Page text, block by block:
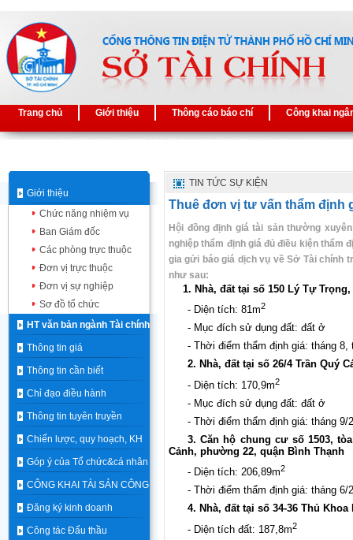
Trang chủ Giới thiệu Thông cáo báo chí Công khai
Giới thiệu
Chức năng nhiệm vụ
Ban Giám đốc
Các phòng trực thuộc
Đơn vị trực thuộc
Đơn vị sự nghiệp
Sơ đồ tổ chức
HT văn bản ngành Tài chính
Thông tin giá
Thông tin cần biết
Chỉ đạo điều hành
Thông tin tuyên truyền
Chiến lược, quy hoạch, KH
Góp ý của Tổ chức&cá nhân
CÔNG KHAI TÀI SẢN CÔNG
Đăng ký kinh doanh
Công tác Đấu thầu
TIN TỨC SỰ KIỆN
Thuê đơn vị tư vấn thẩm định
Hội đồng định giá tài sản thường
nghiệp thẩm định giá đủ điều kiện thẩm
gia gửi báo giá dịch vụ về Sở Tài chính
như sau:
1. Nhà, đất tại số 150 Lý Tự
- Diện tích: 81m2
- Mục đích sử dụng đất: đất ở
- Thời điểm thẩm định giá: tháng 8,
2. Nhà, đất tại số 26/4 Trần Quý
- Diện tích: 170,9m2
- Mục đích sử dụng đất: đất ở
- Thời điểm thẩm định giá: tháng 9/
3. Căn hộ chung cư số 1503,
Cảnh, phường 22, quận Bình Thạnh
- Diện tích: 206,89m2
- Thời điểm thẩm định giá: tháng 6/
4. Nhà, đất tại số 34-36 Thủ
- Diện tích đất: 187,8m2